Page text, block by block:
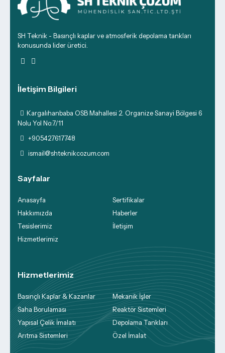
SH Teknik - Basınçlı kaplar ve atmosferik depolama tankları
konusunda lider üretici.
İletişim Bilgileri
Kargalıhanbaba OSB Mahallesi 2. Organize Sanayi Bölgesi 6
Nolu Yol No:7/11
+905427617748
ismail@shteknikcozum.com
Sayfalar
Anasayfa
Hakkımızda
Tesislerimiz
Hizmetlerimiz
Sertifikalar
Haberler
İletişim
Hizmetlerimiz
Basınçlı Kaplar & Kazanlar
Saha Borulaması
Yapısal Çelik İmalatı
Arıtma Sistemleri
Mekanik İşler
Reaktör Sistemleri
Depolama Tankları
Özel İmalat